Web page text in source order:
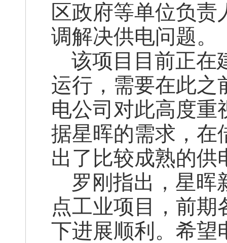
区政府等单位负
调解决供电问题。
该项目目前正在
运行，需要在此之
电公司对此高度重
据星晖的需求，在
出了比较成熟的供
罗刚指出，星晖
点工业项目，前
下进展顺利。希望